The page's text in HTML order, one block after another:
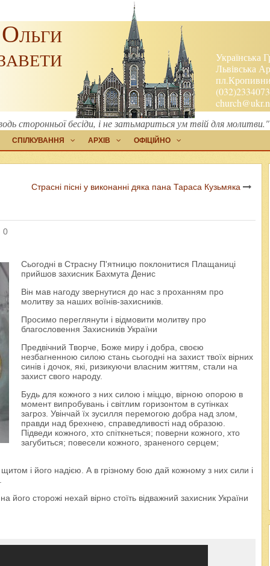
Українська
Львівська
сторонньої бесіди, і не затьмариться ум твій для
СПІЛКУВАННЯ АРХІВ ОФІЦІЙНО
Страсні пісні у виконанні дяка пана Тараса Кузьмяка
0
Сьогодні в Страсну П'ятницю поклонитися Плащаниці
прийшов захисник Бахмута Денис
Він мав нагоду звернутися до нас з проханням про
молитву за наших воїнів-захисників.
Просимо переглянути і відмовити молитву про
благословення Захисників України
Предвічний Творче, Боже миру і добра, своєю
незбагненною силою стань сьогодні на захист твоїх вірних
синів і дочок, які, ризикуючи власним життям, стали на
захист свого народу.
Будь для кожного з них силою і міццю, вірною опорою в
момент випробувань і світлим горизонтом в сутінках
загроз. Увінчай їх зусилля перемогою добра над злом,
правди над брехнею, справедливості над образою.
Підведи кожного, хто спіткнеться; поверни кожного, хто
загубиться; повесели кожного, зраненого серцем;
і його надією. А в грізному бою дай кожному з них сили і
сторожі нехай вірно стоїть відважний захисник України